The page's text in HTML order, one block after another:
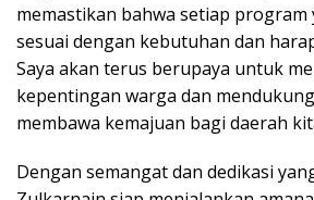
memastikan bahwa setiap program
sesuai dengan kebutuhan dan
Saya akan terus berupaya untuk
kepentingan warga dan
membawa kemajuan bagi daerah
Dengan semangat dan dedikasi